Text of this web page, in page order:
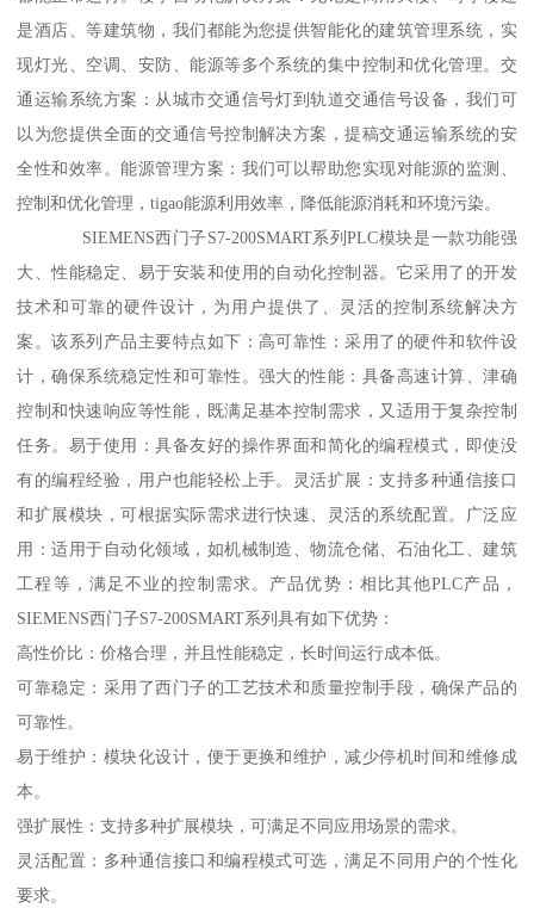
是酒店、等建筑物，我们都能为您提供智能化的建筑管理系统，实
现灯光、空调、安防、能源等多个系统的集中控制和优化管理。交
通运输系统方案：从城市交通信号灯到轨道交通信号设备，我们可
以为您提供全面的交通信号控制解决方案，提稿交通运输系统的安
全性和效率。能源管理方案：我们可以帮助您实现对能源的监测、
控制和优化管理，tigao能源利用效率，降低能源消耗和环境污染。
SIEMENS西门子S7-200SMART系列PLC模块是一款功能强
大、性能稳定、易于安装和使用的自动化控制器。它采用了的开发
技术和可靠的硬件设计，为用户提供了、灵活的控制系统解决方
案。该系列产品主要特点如下：高可靠性：采用了的硬件和软件设
计，确保系统稳定性和可靠性。强大的性能：具备高速计算、津确
控制和快速响应等性能，既满足基本控制需求，又适用于复杂控制
任务。易于使用：具备友好的操作界面和简化的编程模式，即使没
有的编程经验，用户也能轻松上手。灵活扩展：支持多种通信接口
和扩展模块，可根据实际需求进行快速、灵活的系统配置。广泛应
用：适用于自动化领域，如机械制造、物流仓储、石油化工、建筑
工程等，满足不业的控制需求。产品优势：相比其他PLC产品，
SIEMENS西门子S7-200SMART系列具有如下优势：
高性价比：价格合理，并且性能稳定，长时间运行成本低。
可靠稳定：采用了西门子的工艺技术和质量控制手段，确保产品的
可靠性。
易于维护：模块化设计，便于更换和维护，减少停机时间和维修成
本。
强扩展性：支持多种扩展模块，可满足不同应用场景的需求。
灵活配置：多种通信接口和编程模式可选，满足不同用户的个性化
要求。